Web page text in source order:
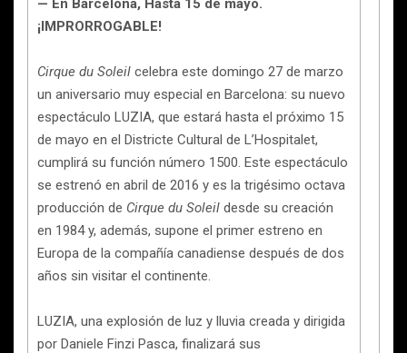
— En Barcelona, Hasta 15 de mayo.
¡IMPRORROGABLE!
Cirque du Soleil celebra este domingo 27 de marzo
un aniversario muy especial en Barcelona: su nuevo
espectáculo LUZIA, que estará hasta el próximo 15
de mayo en el Districte Cultural de L’Hospitalet,
cumplirá su función número 1500. Este espectáculo
se estrenó en abril de 2016 y es la trigésimo octava
producción de Cirque du Soleil desde su creación
en 1984 y, además, supone el primer estreno en
Europa de la compañía canadiense después de dos
años sin visitar el continente.
LUZIA, una explosión de luz y lluvia creada y dirigida
por Daniele Finzi Pasca, finalizará sus